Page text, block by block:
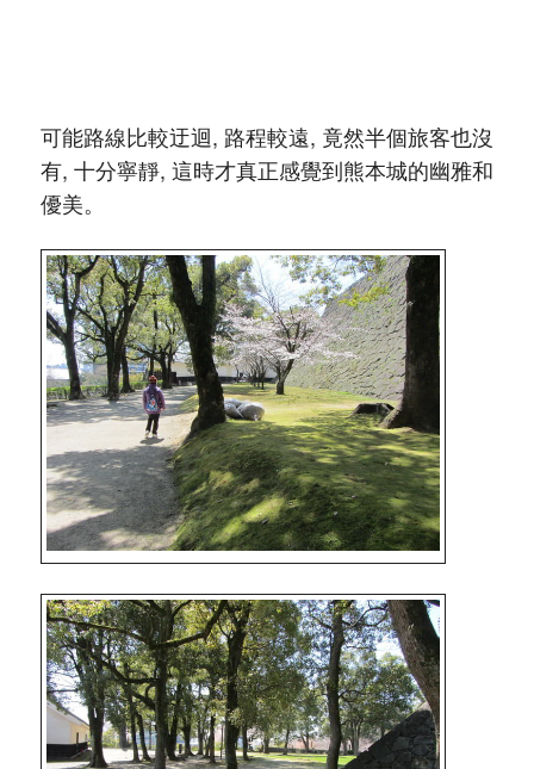
可能路線比較迂迴, 路程較遠, 竟然半個旅客也沒
有, 十分寧靜, 這時才真正感覺到熊本城的幽雅和
優美。